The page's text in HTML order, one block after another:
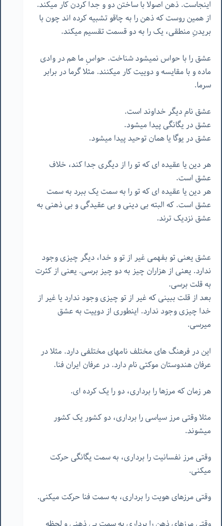
اینجاست. ذهن اصولا با ساختن دو و جدا کردن کار میکند.
از همین روست که ذهن را به چاقو تشبیه کرده اند چون با
بریدنِ منطقی، یک را به دو قسمت تقسیم میکند.
عشق را با حواس نمیشود شناخت. حواسِ ما هم در وادی
ماده و با مقایسه و دوییت کار میکنند. مثلا گرما در برابر
سرما.
عشق نام دیگر خداوند است.
عشق در یگانگی پیدا میشود.
عشق در یوگا یا همان توحید پیدا میشود.
هر دین یا عقیده ای که تو را از دیگری جدا کند، خلاف
عشق است.
هر دین یا عقیده ای که تو را به سمت یک ببرد به سمت
عشق است. که البته بی دینی و بی عقیدگی و بی ذهنی به
عشق نزدیک ترند.
عشق یعنی تو بفهمی غیر از تو و خدا، دیگر چیزی وجود
ندارد. یعنی از هزاران چیز به دو چیز برسی. یعنی از کثرت
به قلت برسی.
بعد از قلت ببینی که غیر از تو چیزی وجود ندارد یا غیر از
خدا چیزی وجود ندارد. اینطوری از دوییت به عشق
میرسی.
این در فرهنگ های مختلف نامهای مختلفی دارد. مثلا در
عرفان هندوستان موکتی نام دارد. در عرفان ایران فنا.
هر زمان که مرزها را برداری، دو را یک کرده ای.
مثلا وقتی مرز سیاسی را برداری، دو کشور یک کشور
میشوند.
وقتی مرز نفسانیت را برداری، به سمت یگانگی حرکت
میکنی.
وقتی مرزهای هویت را برداری، به سمت فنا حرکت میکنی.